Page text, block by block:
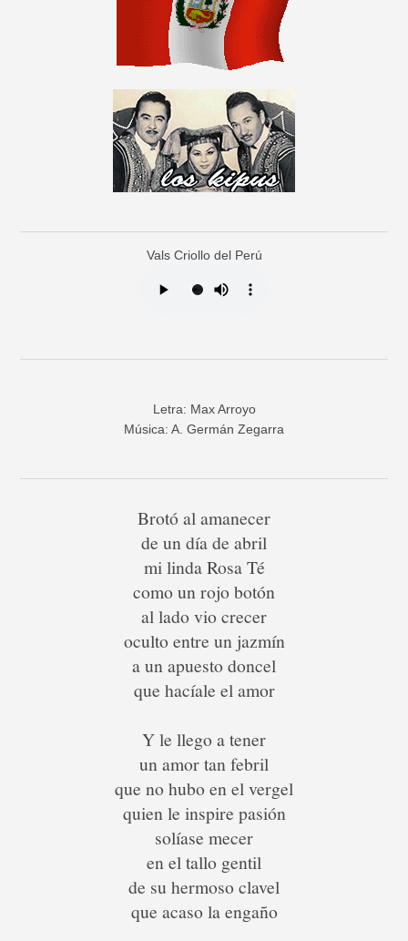
Vals Criollo del Perú
Letra: Max Arroyo
Música: A. Germán Zegarra
Brotó al amanecer
de un día de abril
mi linda Rosa Té
como un rojo botón
al lado vio crecer
oculto entre un jazmín
a un apuesto doncel
que hacíale el amor
Y le llego a tener
un amor tan febril
que no hubo en el vergel
quien le inspire pasión
solíase mecer
en el tallo gentil
de su hermoso clavel
que acaso la engaño